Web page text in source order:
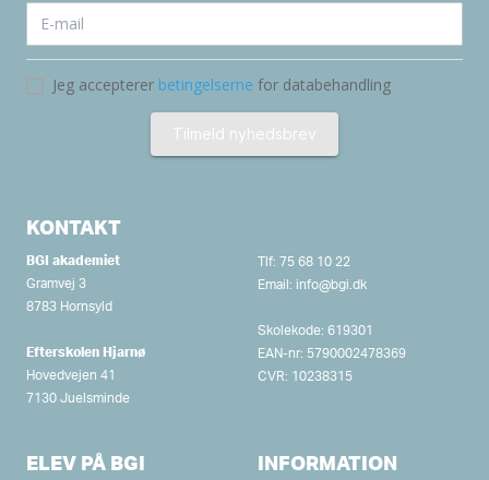
KONTAKT
BGI akademiet
Gramvej 3
8783 Hornsyld
Efterskolen Hjarnø
Hovedvejen 41
7130 Juelsminde
Tlf: 75 68 10 22
Email: info@bgi.dk
Skolekode: 619301
EAN-nr: 5790002478369
CVR: 10238315
ELEV PÅ BGI INFORMATION